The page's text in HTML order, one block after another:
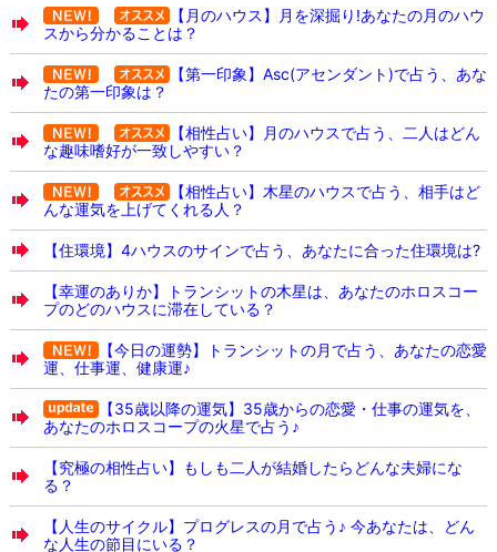
【月のハウス】月を深掘り!あなたの月のハウ
スから分かることは？
【第一印象】Asc(アセンダント)で占う、あな
たの第一印象は？
【相性占い】月のハウスで占う、二人はどん
な趣味嗜好が一致しやすい？
【相性占い】木星のハウスで占う、相手はど
んな運気を上げてくれる人？
【住環境】4ハウスのサインで占う、あなたに合った住環境は?
【幸運のありか】トランシットの木星は、あなたのホロスコー
プのどのハウスに滞在している？
【今日の運勢】トランシットの月で占う、あなたの恋愛
運、仕事運、健康運♪
【35歳以降の運気】35歳からの恋愛・仕事の運気を、
あなたのホロスコープの火星で占う♪
【究極の相性占い】もしも二人が結婚したらどんな夫婦にな
る？
【人生のサイクル】プログレスの月で占う♪ 今あなたは、どん
な人生の節目にいる？